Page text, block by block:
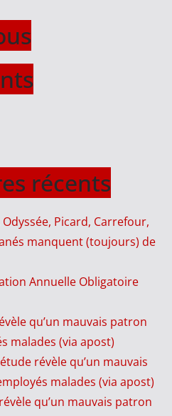
récents
Odyssée, Picard, Carrefour,
manquent (toujours) de
Annuelle Obligatoire
qu’un mauvais patron
malades (via apost)
révèle qu’un mauvais
malades (via apost)
qu’un mauvais patron